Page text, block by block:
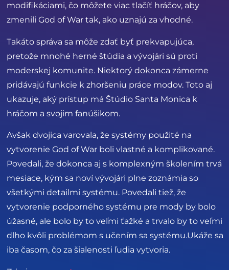
modifikáciami, čo môžete viac tlačíť hráčov, aby
zmenili God of War tak, ako uznajú za vhodné.
Takáto správa sa môže zdať byť prekvapujúca,
pretože mnohé herné štúdia a vývojári sú proti
moderskej komunite. Niektorý dokonca zámerne
pridávajú funkcie k zhoršeniu práce modov. Toto aj
ukazuje, aký prístup má Štúdio Santa Monica k
hráčom a svojim fanúšikom.
Avšak dvojica varovala, že systémy použité na
vytvorenie God of War boli vlastné a komplikované.
Povedali, že dokonca aj s komplexným školením trvá
mesiace, kým sa noví vývojári plne zoznámia so
všetkými detailmi systému. Povedali tiež, že
vytvorenie podporného systému pre mody by bolo
úžasné, ale bolo by to veľmi ťažké a trvalo by to veľmi
dlho kvôli problémom s učením sa systému.Ukáže sa
iba časom, čo za šialenosti ľudia vytvoria.